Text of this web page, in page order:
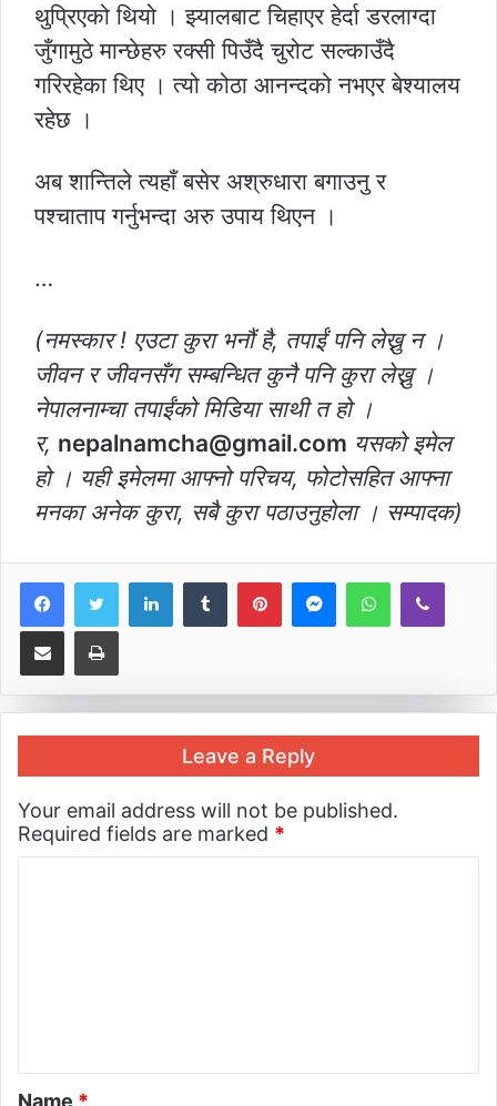
थुप्रिएको थियो । झ्यालबाट चिहाएर हेर्दा डरलाग्दा
जुँगामुठे मान्छेहरु रक्सी पिउँदै चुरोट सल्काउँदै
गरिरहेका थिए । त्यो कोठा आनन्दको नभएर बेश्यालय
रहेछ ।
अब शान्तिले त्यहाँ बसेर अश्रुधारा बगाउनु र
पश्चाताप गर्नुभन्दा अरु उपाय थिएन ।
…
(नमस्कार ! एउटा कुरा भनौं है, तपाईं पनि लेख्नु न ।
जीवन र जीवनसँग सम्बन्धित कुनै पनि कुरा लेख्नु ।
नेपालनाम्चा तपाईंको मिडिया साथी त हो ।
र, nepalnamcha@gmail.com यसको इमेल
हो । यही इमेलमा आफ्नो परिचय, फोटोसहित आफ्ना
मनका अनेक कुरा, सबै कुरा पठाउनुहोला । सम्पादक)
LinkedInTumblrPinterestMessenger
WhatsApp
Viber
Share via EmailPrint
Leave a Reply
Your email address will not be published.
Required fields are marked *
Name *